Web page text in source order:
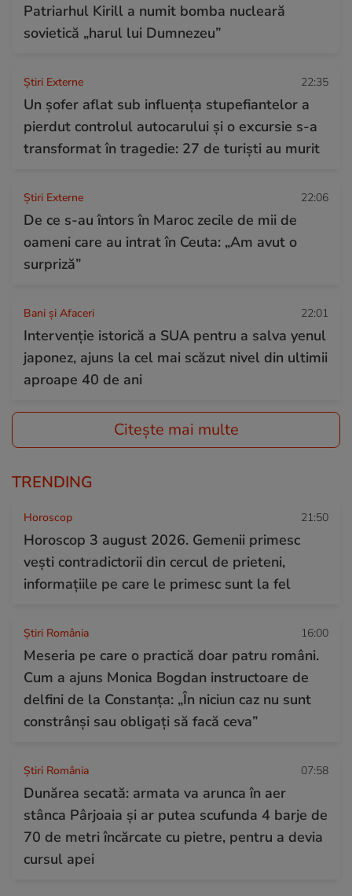
Patriarhul Kirill a numit bomba nucleară
sovietică „harul lui Dumnezeu”
Știri Externe 22:35
Un șofer aflat sub influența stupefiantelor a
pierdut controlul autocarului și o excursie s-a
transformat în tragedie: 27 de turiști au murit
Știri Externe 22:06
De ce s-au întors în Maroc zecile de mii de
oameni care au intrat în Ceuta: „Am avut o
surpriză”
Bani și Afaceri 22:01
Intervenție istorică a SUA pentru a salva yenul
japonez, ajuns la cel mai scăzut nivel din ultimii
aproape 40 de ani
Citește mai multe
TRENDING
Horoscop 21:50
Horoscop 3 august 2026. Gemenii primesc
vești contradictorii din cercul de prieteni,
informațiile pe care le primesc sunt la fel
Știri România 16:00
Meseria pe care o practică doar patru români.
Cum a ajuns Monica Bogdan instructoare de
delfini de la Constanța: „În niciun caz nu sunt
constrânși sau obligați să facă ceva”
Știri România 07:58
Dunărea secată: armata va arunca în aer
stânca Pârjoaia și ar putea scufunda 4 barje de
70 de metri încărcate cu pietre, pentru a devia
cursul apei